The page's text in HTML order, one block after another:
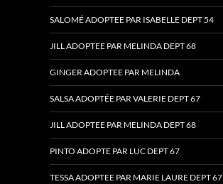
SALOMÉ ADOPTEE PAR ISABELLE DEPT 54
JILL ADOPTEE PAR MELINDA DEPT 68
GINGER ADOPTEE PAR MELINDA
SALSA ADOPTÉE PAR VALERIE DEPT 67
JILL ADOPTEE PAR MELINDA DEPT 68
PINTO ADOPTE PAR LUC DEPT 67
TESSA ADOPTEE PAR MARIE LAURE DEPT 67